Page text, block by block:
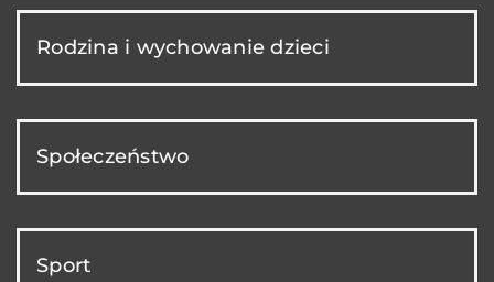
Rodzina i wychowanie dzieci
Społeczeństwo
Sport